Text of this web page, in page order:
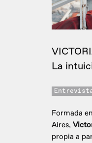
La
Formada
Aires,
propia a